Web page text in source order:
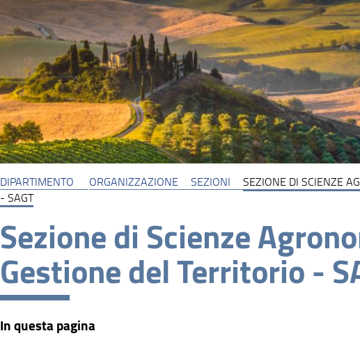
DIPARTIMENTO ORGANIZZAZIONE SEZIONI
SEZIONE DI SCIENZE
- SAGT
Sezione di Scienze
Gestione del Territorio -
In questa pagina